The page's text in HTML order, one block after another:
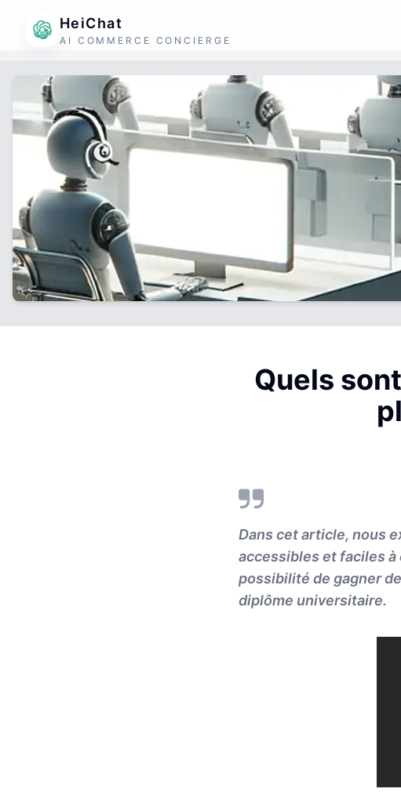
HeiChat
AI COMMERCE CONCIERGE
Quels
Dans cet article, nous
accessibles et faciles
possibilité de gagner
diplôme universitaire.